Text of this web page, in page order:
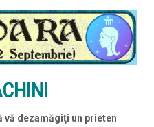
vă dezamăgiţi un prieten